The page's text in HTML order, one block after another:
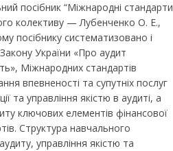
посібник “Міжнародні стандарти
колективу — Лубенченко О. Е.,
посібнику систематизовано і
Закону України «Про аудит
Міжнародних стандартів
впевненості та супутніх послуг
та управління якістю в аудиті, а
ключових елементів фінансової
Структура навчального
управління якістю та